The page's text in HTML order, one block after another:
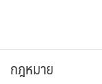
กฎหมาย